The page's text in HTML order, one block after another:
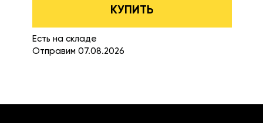
КУПИТЬ
Есть на складе
Отправим 07.08.2026